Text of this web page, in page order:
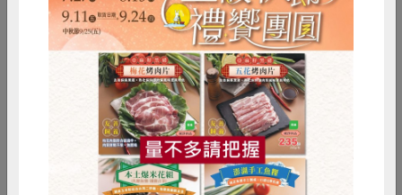
你可能有興趣的產品
RPET 食譜 減硝酸鹽
雞蛋 食安 共同購買